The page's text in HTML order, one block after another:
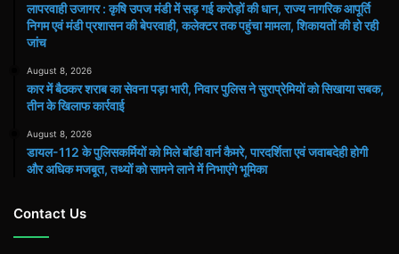
लापरवाही उजागर : कृषि उपज मंडी में सड़ गई करोड़ों की धान, राज्य नागरिक आपूर्ति
निगम एवं मंडी प्रशासन की बेपरवाही, कलेक्टर तक पहुंचा मामला, शिकायतों की हो रही
जांच
August 8, 2026
कार में बैठकर शराब का सेवना पड़ा भारी, निवार पुलिस ने सुराप्रेमियों को सिखाया सबक,
तीन के खिलाफ कार्रवाई
August 8, 2026
डायल-112 के पुलिसकर्मियों को मिले बॉडी वार्न कैमरे, पारदर्शिता एवं जवाबदेही होगी
और अधिक मजबूत, तथ्यों को सामने लाने में निभाएंगे भूमिका
Contact Us